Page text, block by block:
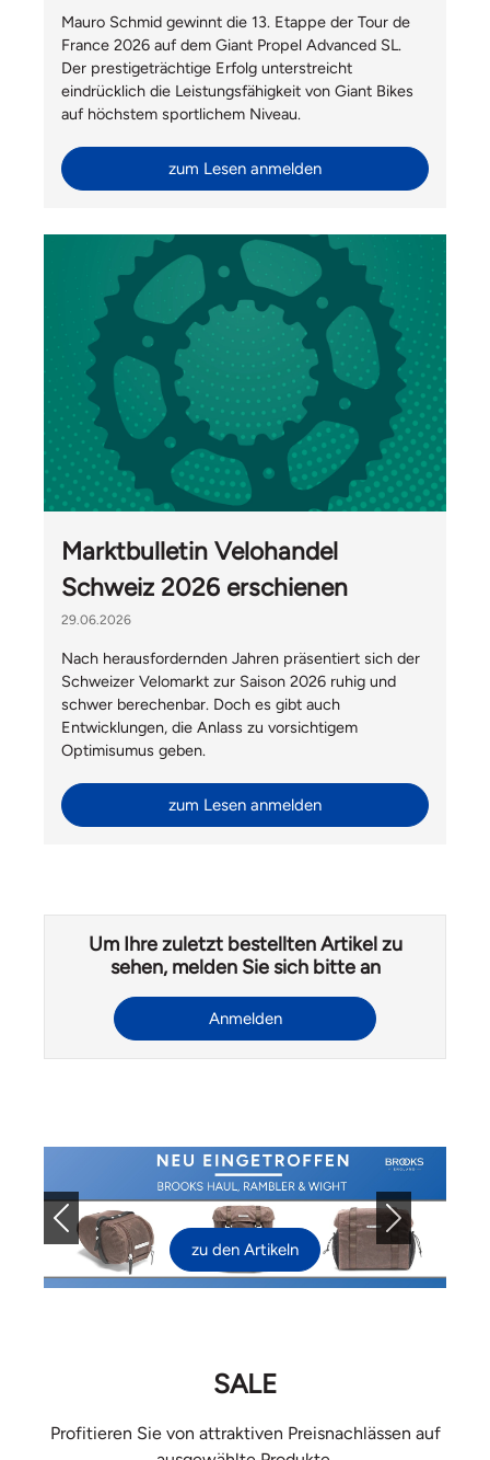
Mauro Schmid gewinnt die 13. Etappe der Tour de
France 2026 auf dem Giant Propel Advanced SL.
Der prestigeträchtige Erfolg unterstreicht
eindrücklich die Leistungsfähigkeit von Giant Bikes
auf höchstem sportlichem Niveau.
zum Lesen anmelden
Marktbulletin Velohandel
Schweiz 2026 erschienen
29.06.2026
Nach herausfordernden Jahren präsentiert sich der
Schweizer Velomarkt zur Saison 2026 ruhig und
schwer berechenbar. Doch es gibt auch
Entwicklungen, die Anlass zu vorsichtigem
Optimisumus geben.
zum Lesen anmelden
Um Ihre zuletzt bestellten Artikel zu
sehen, melden Sie sich bitte an
Anmelden
zu den Artikeln
Previous Next
SALE
Profitieren Sie von attraktiven Preisnachlässen auf